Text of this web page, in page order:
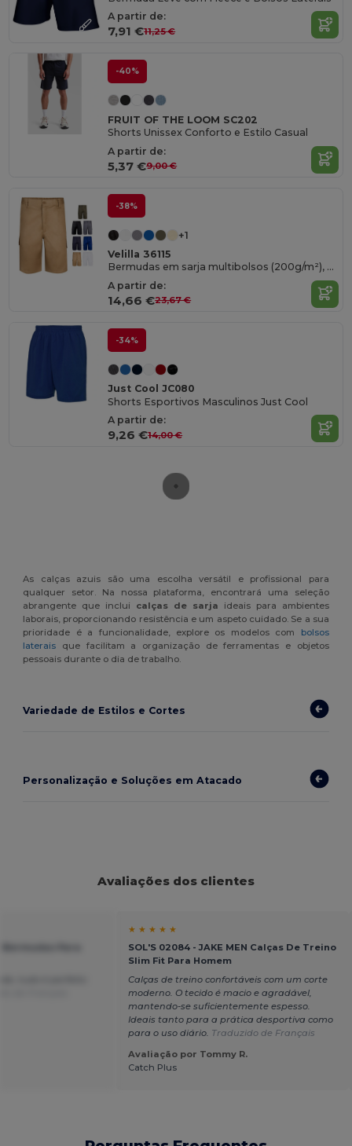
A partir de:
7,91 €11,25 €
-40%
FRUIT OF THE LOOM SC202
Shorts Unissex Conforto e Estilo Casual
A partir de:
5,37 €9,00 €
-38%
+1
Velilla 36115
Bermudas em sarja multibolsos (200g/m²), em algodão (35%) e poliéster (65%)
A partir de:
14,66 €23,67 €
-34%
Just Cool JC080
Shorts Esportivos Masculinos Just Cool
A partir de:
9,26 €14,00 €
As calças azuis são uma escolha versátil e profissional para
qualquer setor. Na nossa plataforma, encontrará uma seleção
abrangente que inclui calças de sarja ideais para ambientes
laborais, proporcionando resistência e um aspeto cuidado. Se a sua
prioridade é a funcionalidade, explore os modelos com bolsos
laterais que facilitam a organização de ferramentas e objetos
pessoais durante o dia de trabalho.
Variedade de Estilos e Cortes
Personalização e Soluções em Atacado
Avaliações dos clientes
★ ★ ★ ★ ★
SOL'S 02084 - JAKE MEN Calças De Treino
Slim Fit Para Homem
Calças de treino confortáveis com um corte
moderno. O tecido é macio e agradável,
mantendo-se suficientemente espesso.
Ideais tanto para a prática desportiva como
para o uso diário. Traduzido de Français
Avaliação por Tommy R.
Catch Plus